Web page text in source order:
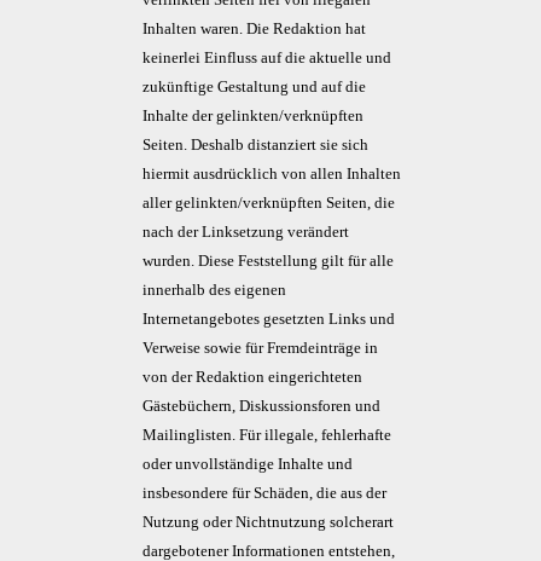
Inhalten waren. Die Redaktion hat
keinerlei Einfluss auf die aktuelle und
zukünftige Gestaltung und auf die
Inhalte der gelinkten/verknüpften
Seiten. Deshalb distanziert sie sich
hiermit ausdrücklich von allen Inhalten
aller gelinkten/verknüpften Seiten, die
nach der Linksetzung verändert
wurden. Diese Feststellung gilt für alle
innerhalb des eigenen
Internetangebotes gesetzten Links und
Verweise sowie für Fremdeinträge in
von der Redaktion eingerichteten
Gästebüchern, Diskussionsforen und
Mailinglisten. Für illegale, fehlerhafte
oder unvollständige Inhalte und
insbesondere für Schäden, die aus der
Nutzung oder Nichtnutzung solcherart
dargebotener Informationen entstehen,